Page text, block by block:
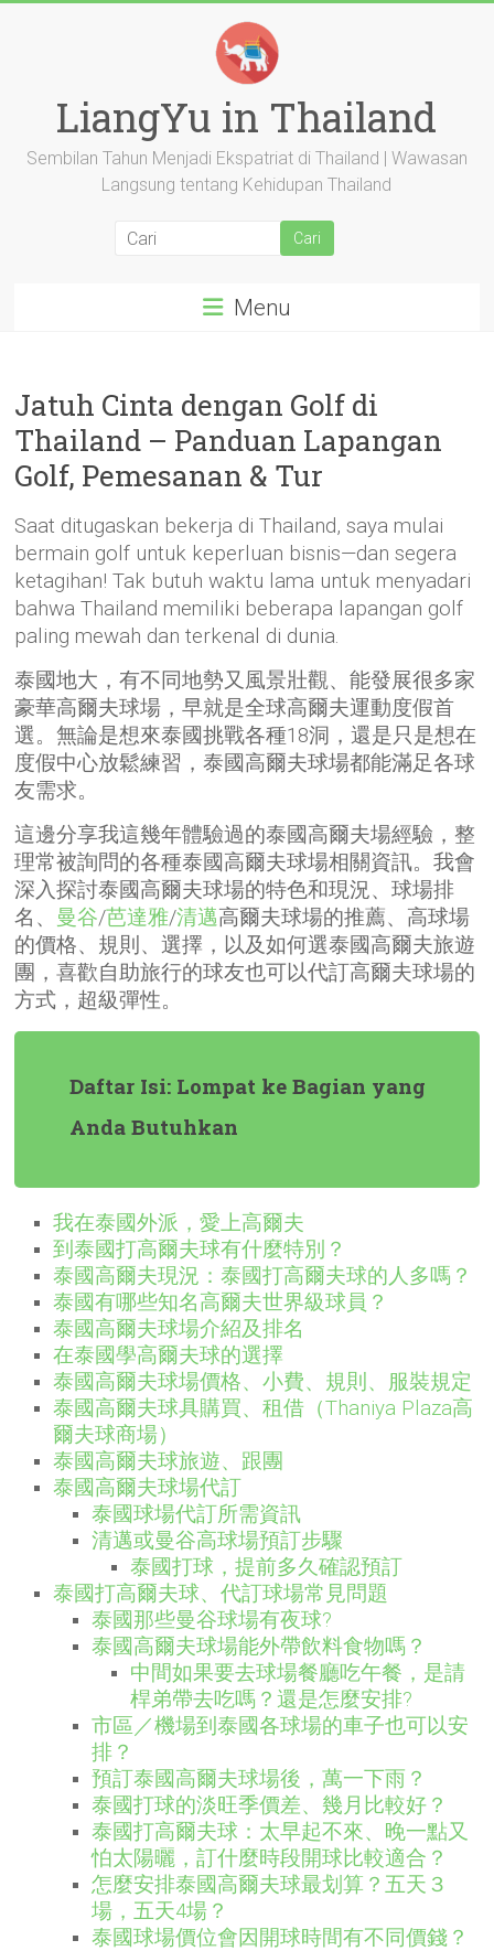
LiangYu in Thailand
Sembilan Tahun Menjadi Ekspatriat di Thailand | Wawasan
Langsung tentang Kehidupan Thailand
Menu
Jatuh Cinta dengan Golf di
Thailand – Panduan Lapangan
Golf, Pemesanan & Tur
Saat ditugaskan bekerja di Thailand, saya mulai
bermain golf untuk keperluan bisnis—dan segera
ketagihan! Tak butuh waktu lama untuk menyadari
bahwa Thailand memiliki beberapa lapangan golf
paling mewah dan terkenal di dunia.
泰國地大，有不同地勢又風景壯觀、能發展很多家
豪華高爾夫球場，早就是全球高爾夫運動度假首
選。無論是想來泰國挑戰各種18洞，還是只是想在
度假中心放鬆練習，泰國高爾夫球場都能滿足各球
友需求。
這邊分享我這幾年體驗過的泰國高爾夫場經驗，整
理常被詢問的各種泰國高爾夫球場相關資訊。我會
深入探討泰國高爾夫球場的特色和現況、球場排
名、 曼谷/芭達雅/清邁高爾夫球場的推薦、高球場
的價格、規則、選擇，以及如何選泰國高爾夫旅遊
團，喜歡自助旅行的球友也可以代訂高爾夫球場的
方式，超級彈性。
Daftar Isi: Lompat ke Bagian yang
Anda Butuhkan
我在泰國外派，愛上高爾夫
到泰國打高爾夫球有什麼特別？
泰國高爾夫現況：泰國打高爾夫球的人多嗎？
泰國有哪些知名高爾夫世界級球員？
泰國高爾夫球場介紹及排名
在泰國學高爾夫球的選擇
泰國高爾夫球場價格、小費、規則、服裝規定
泰國高爾夫球具購買、租借（Thaniya Plaza高
爾夫球商場）
泰國高爾夫球旅遊、跟團
泰國高爾夫球場代訂
泰國球場代訂所需資訊
清邁或曼谷高球場預訂步驟
泰國打球，提前多久確認預訂
泰國打高爾夫球、代訂球場常見問題
泰國那些曼谷球場有夜球?
泰國高爾夫球場能外帶飲料食物嗎？
中間如果要去球場餐廳吃午餐，是請
桿弟帶去吃嗎？還是怎麼安排?
市區／機場到泰國各球場的車子也可以安
排？
預訂泰國高爾夫球場後，萬一下雨？
泰國打球的淡旺季價差、幾月比較好？
泰國打高爾夫球：太早起不來、晚一點又
怕太陽曬，訂什麼時段開球比較適合？
怎麼安排泰國高爾夫球最划算？五天３
場，五天4場？
泰國球場價位會因開球時間有不同價錢？